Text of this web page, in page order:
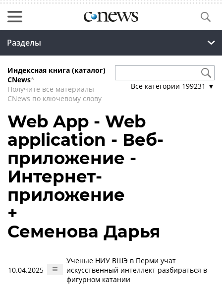
Разделы
Индексная книга (каталог)
CNews*
Получите все материалы
CNews по ключевому слову
Все категории 199231 ▼
Web App - Web
application - Веб-
приложение -
Интернет-
приложение
+
Семенова Дарья
10.04.2025
Ученые НИУ ВШЭ в Перми учат
искусственный интеллект разбираться в
фигурном катании